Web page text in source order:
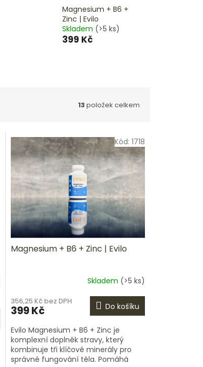
Magnesium + B6 +
Zinc | Evilo
Skladem (>5 ks)
399 Kč
13položek celkem
Magnesium + B6 + Zinc | Evilo
Skladem (>5 ks)
356,25 Kč bez DPH
399 Kč Do košíku
Evilo Magnesium + B6 + Zinc je
komplexní doplněk stravy, který
kombinuje tři klíčové minerály pro
správné fungování těla. Pomáhá
Kód: 1718